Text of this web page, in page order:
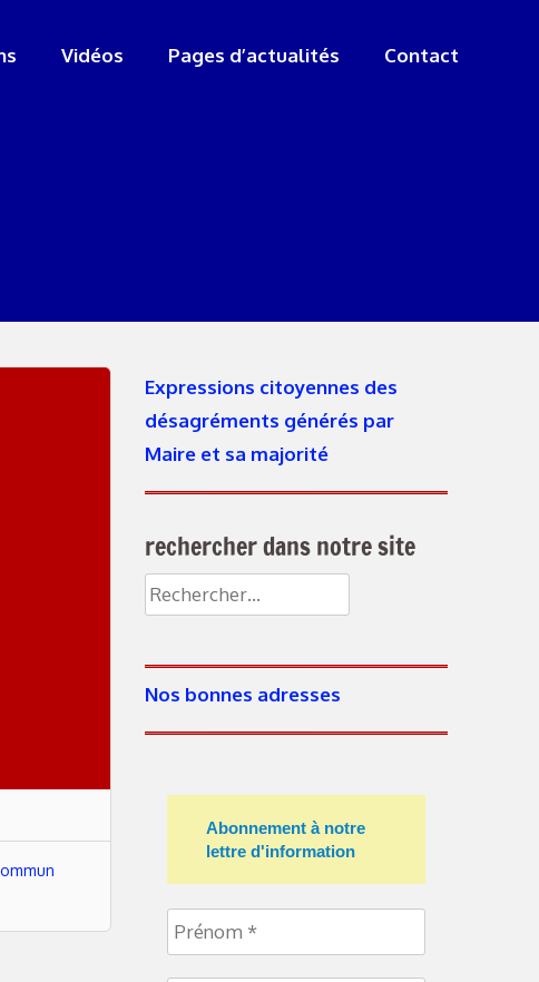
Vidéos Pages d’actualités Contact
Expressions citoyennes des
désagréments générés par
Maire et sa majorité
rechercher dans notre site
Rechercher :
Nos bonnes adresses
Abonnement à notre
lettre d'information